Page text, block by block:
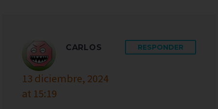
CARLOS
13 diciembre, 2024
at 15:19
RESPONDER